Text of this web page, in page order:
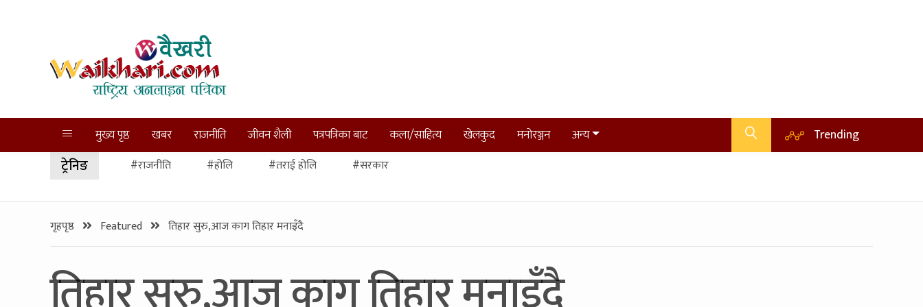
मुख्य पृष्ठ खबर राजनीति जीवन शैली पत्रपत्रिका बाट कला/साहित्य खेलकुद मनोरञ्जन अन्य Trending
ट्रेनिङ #राजनीति #होलि #तराई होलि #सरकार
गृहपृष्ठ Featured तिहार सुरु,आज काग तिहार मनाइँदै